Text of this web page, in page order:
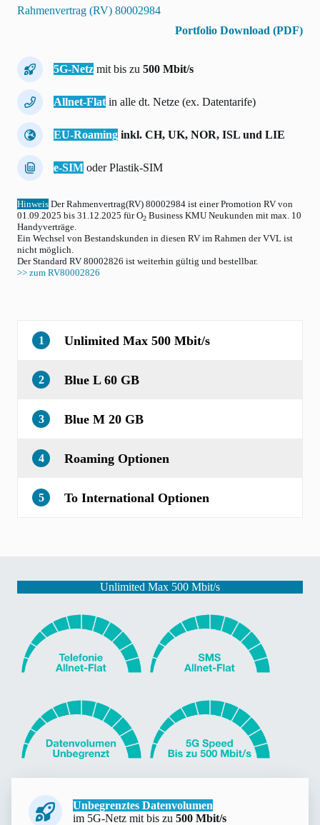
Rahmenvertrag (RV) 80002984
Portfolio Download (PDF)
5G-Netz mit bis zu 500 Mbit/s
Allnet-Flat in alle dt. Netze (ex. Datentarife)
EU-Roaming inkl. CH, UK, NOR, ISL und LIE
e-SIM oder Plastik-SIM
Hinweis Der Rahmenvertrag(RV) 80002984 ist einer Promotion RV von
01.09.2025 bis 31.12.2025 für O2 Business KMU Neukunden mit max. 10
Handyverträge.
Ein Wechsel von Bestandskunden in diesen RV im Rahmen der VVL ist
nicht möglich.
Der Standard RV 80002826 ist weiterhin gültig und bestellbar.
>> zum RV80002826
1 Unlimited Max 500 Mbit/s
2 Blue L 60 GB
3 Blue M 20 GB
4 Roaming Optionen
5 To International Optionen
Unlimited Max 500 Mbit/s
Unbegrenztes Datenvolumen
im 5G-Netz mit bis zu 500 Mbit/s